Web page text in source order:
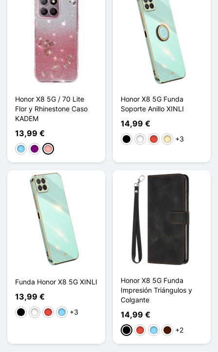
Honor X8 5G / 70 Lite
Flor y Rhinestone Caso
KADEM
13,99 €
Azul claro
PúrpuraOro rosa
Honor X8 5G Funda
Soporte Anillo XINLI
14,99 €
NegroBlancoRojoOro +3
Funda Honor X8 5G XINLI
13,99 €
NegroBlancoRojoAzul claro
+3
Honor X8 5G Funda
Impresión Triángulos y
Colgante
14,99 €
NegroRojoAzul claro
Marrón oscuro
+2